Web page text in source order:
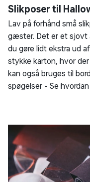
Slikposer til
Lav på forhånd små
gæster. Det er et sjovt
du gøre lidt ekstra ud
stykke karton, hvor
kan også bruges til
spøgelser - Se